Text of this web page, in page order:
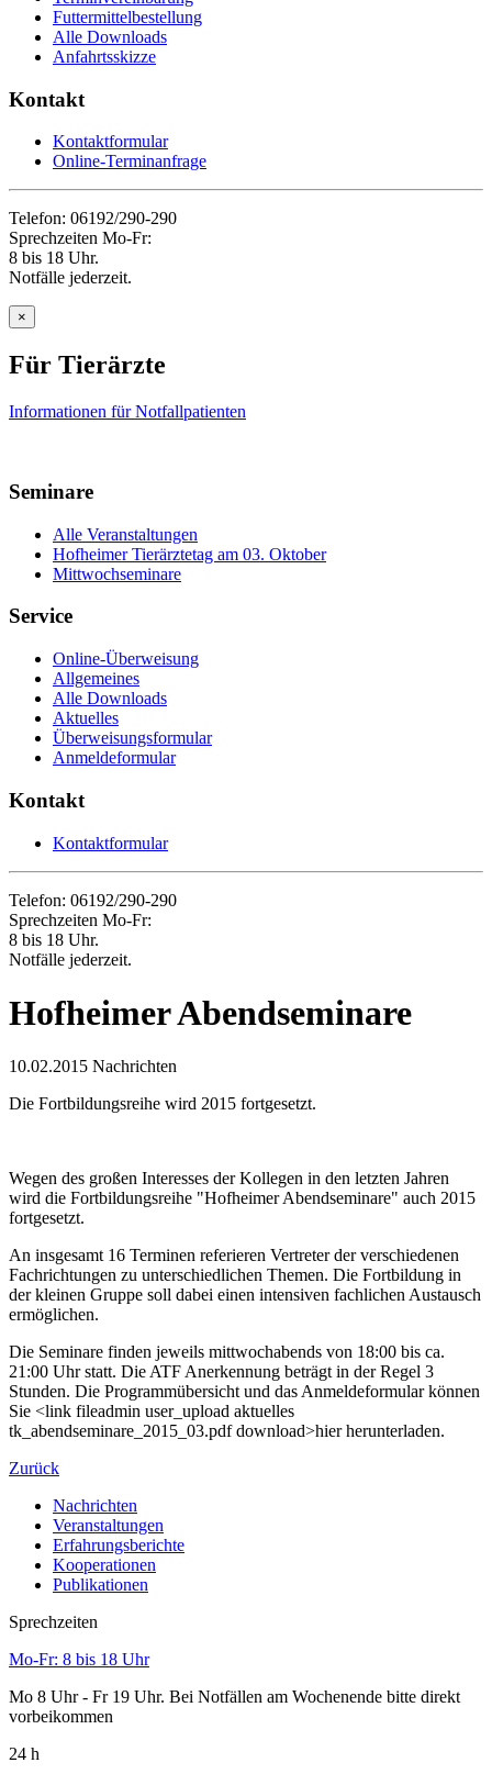
Futtermittelbestellung
Alle Downloads
Anfahrtsskizze
Kontakt
Kontaktformular
Online-Terminanfrage
Telefon: 06192/290-290
Sprechzeiten Mo-Fr:
8 bis 18 Uhr.
Notfälle jederzeit.
×
Für Tierärzte
Informationen für Notfallpatienten
Seminare
Alle Veranstaltungen
Hofheimer Tierärztetag am 03. Oktober
Mittwochseminare
Service
Online-Überweisung
Allgemeines
Alle Downloads
Aktuelles
Überweisungsformular
Anmeldeformular
Kontakt
Kontaktformular
Telefon: 06192/290-290
Sprechzeiten Mo-Fr:
8 bis 18 Uhr.
Notfälle jederzeit.
Hofheimer Abendseminare
10.02.2015 Nachrichten
Die Fortbildungsreihe wird 2015 fortgesetzt.
Wegen des großen Interesses der Kollegen in den letzten Jahren
wird die Fortbildungsreihe "Hofheimer Abendseminare" auch 2015
fortgesetzt.
An insgesamt 16 Terminen referieren Vertreter der verschiedenen
Fachrichtungen zu unterschiedlichen Themen. Die Fortbildung in
der kleinen Gruppe soll dabei einen intensiven fachlichen Austausch
ermöglichen.
Die Seminare finden jeweils mittwochabends von 18:00 bis ca.
21:00 Uhr statt. Die ATF Anerkennung beträgt in der Regel 3
Stunden. Die Programmübersicht und das Anmeldeformular können
Sie <link fileadmin user_upload aktuelles
tk_abendseminare_2015_03.pdf download>hier herunterladen.
Zurück
Nachrichten
Veranstaltungen
Erfahrungsberichte
Kooperationen
Publikationen
Sprechzeiten
Mo-Fr: 8 bis 18 Uhr
Mo 8 Uhr - Fr 19 Uhr. Bei Notfällen am Wochenende bitte direkt
vorbeikommen
24 h